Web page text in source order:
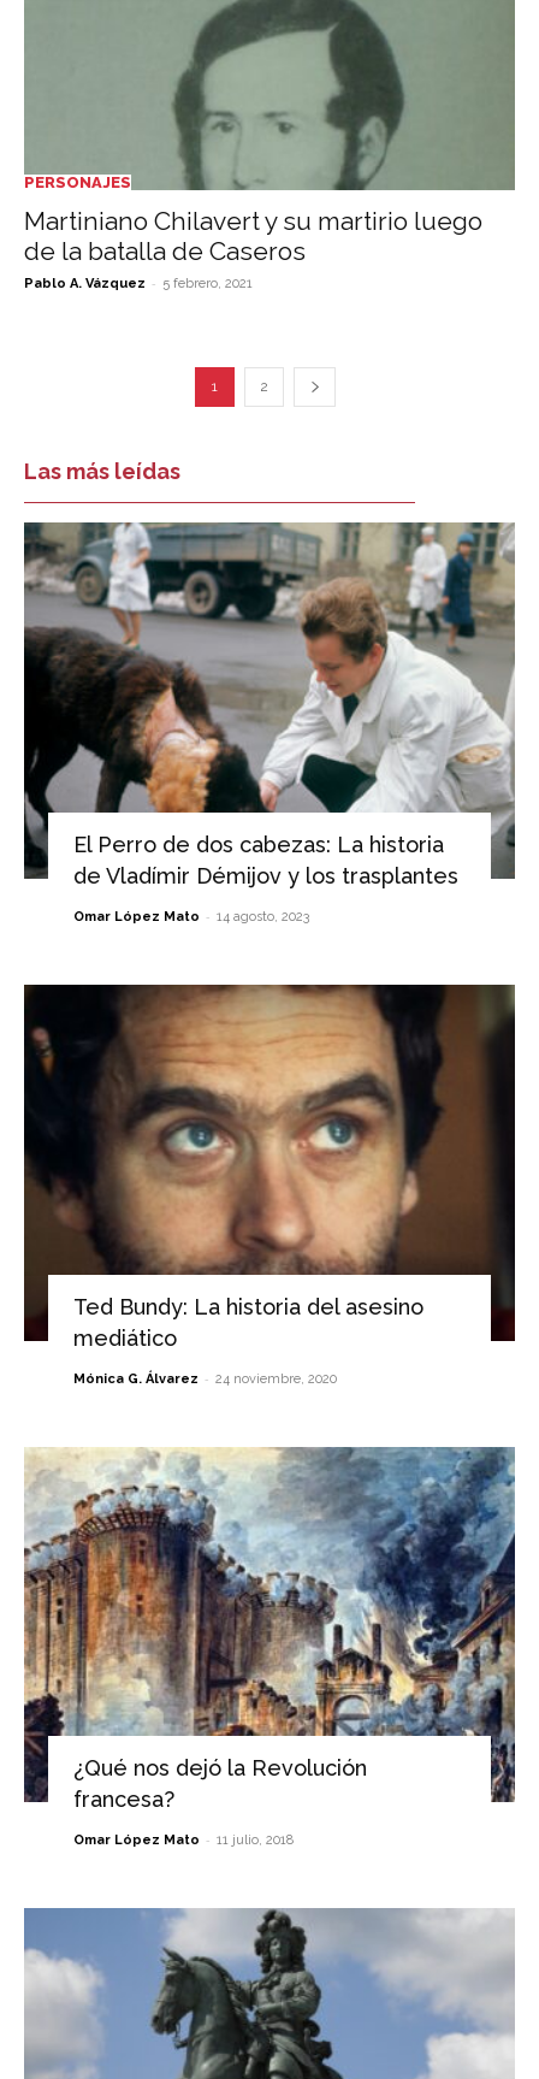
PERSONAJES
Martiniano Chilavert y su martirio­ luego
de la batalla de Caseros­
Pablo A. Vázquez - 5 febrero, 2021
1 2
Las más leídas
El Perro de dos cabezas: La historia
de Vladímir Démijov y los trasplantes
Omar López Mato - 14 agosto, 2023
Ted Bundy: La historia del asesino
mediático
Mónica G. Álvarez - 24 noviembre, 2020
¿Qué nos dejó la Revolución
francesa?
Omar López Mato - 11 julio, 2018